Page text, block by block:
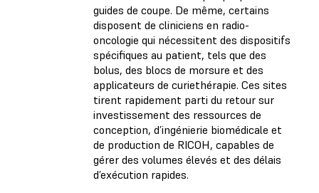
guides de coupe. De même, certains
disposent de cliniciens en radio-
oncologie qui nécessitent des dispositifs
spécifiques au patient, tels que des
bolus, des blocs de morsure et des
applicateurs de curiethérapie. Ces sites
tirent rapidement parti du retour sur
investissement des ressources de
conception, d’ingénierie biomédicale et
de production de RICOH, capables de
gérer des volumes élevés et des délais
d’exécution rapides.